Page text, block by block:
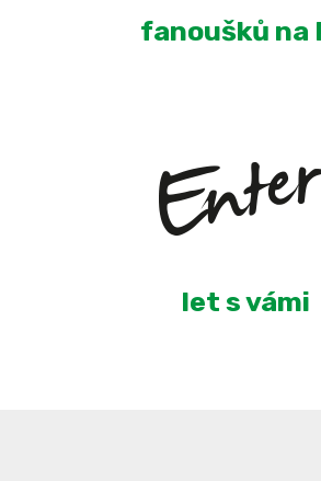
fanoušků na
let s vámi